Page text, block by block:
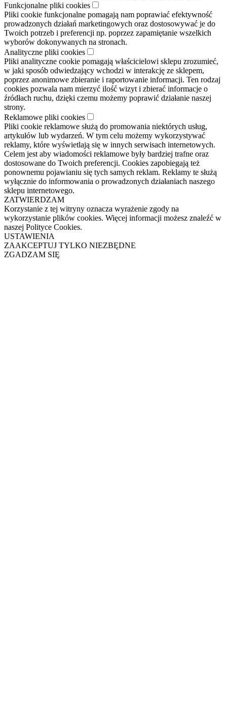
Funkcjonalne pliki cookies
Pliki cookie funkcjonalne pomagają nam poprawiać efektywność
prowadzonych działań marketingowych oraz dostosowywać je do
Twoich potrzeb i preferencji np. poprzez zapamiętanie wszelkich
wyborów dokonywanych na stronach.
Analityczne pliki cookies
Pliki analityczne cookie pomagają właścicielowi sklepu zrozumieć,
w jaki sposób odwiedzający wchodzi w interakcję ze sklepem,
poprzez anonimowe zbieranie i raportowanie informacji. Ten rodzaj
cookies pozwala nam mierzyć ilość wizyt i zbierać informacje o
źródłach ruchu, dzięki czemu możemy poprawić działanie naszej
strony.
Reklamowe pliki cookies
Pliki cookie reklamowe służą do promowania niektórych usług,
artykułów lub wydarzeń. W tym celu możemy wykorzystywać
reklamy, które wyświetlają się w innych serwisach internetowych.
Celem jest aby wiadomości reklamowe były bardziej trafne oraz
dostosowane do Twoich preferencji. Cookies zapobiegają też
ponownemu pojawianiu się tych samych reklam. Reklamy te służą
wyłącznie do informowania o prowadzonych działaniach naszego
sklepu internetowego.
ZATWIERDZAM
Korzystanie z tej witryny oznacza wyrażenie zgody na
wykorzystanie plików cookies. Więcej informacji możesz znaleźć w
naszej Polityce Cookies.
USTAWIENIA
ZAAKCEPTUJ TYLKO NIEZBĘDNE
ZGADZAM SIĘ